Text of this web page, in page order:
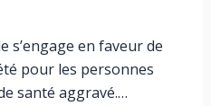
s’engage en faveur de
pour les personnes
santé aggravé.…